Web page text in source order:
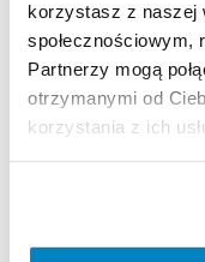
korzystasz z naszej
społecznościowym,
Partnerzy mogą
otrzymanymi od
korzystania z ich
REGULAMIN
Regulamin
Nie pobieramy